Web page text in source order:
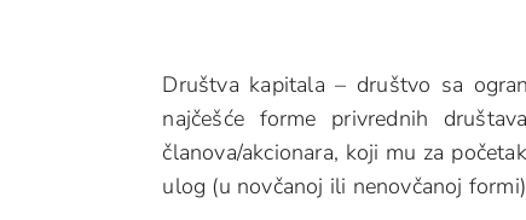
Društva kapitala – društvo sa
najčešće forme privrednih
članova/akcionara, koji mu za
ulog (u novčanoj ili nenovčanoj